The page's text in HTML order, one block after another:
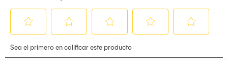
cuenta con un MONITOR 24 FHD y TECLADO MOUSE
GAMER . Cuenta con garantía de 12 meses ante falla de
fabrica.